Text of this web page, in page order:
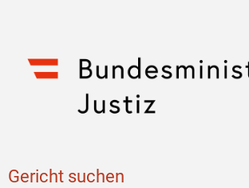
Gericht suchen